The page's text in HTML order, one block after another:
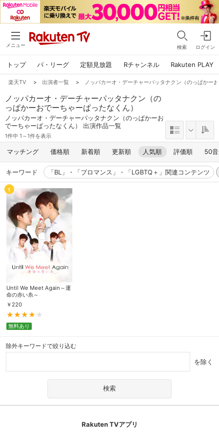
メニュー 検索 ログイン
トップ パ・リーグ 定額見放題 Rチャンネル Rakuten PLAY
楽天TV > 出演者一覧 > ノッパカーオ・デーチャーパッタナクン（のっぱかー
ノッパカーオ・デーチャーパッタナクン（の
っぱかーおでーちゃーぱったなくん）
ノッパカーオ・デーチャーパッタナクン（のっぱかーお
でーちゃーぱったなくん） 出演作品一覧
1件中 1～1件を表示
マッチング 価格順 新着順 更新順 人気順 評価順 50
キーワード 「BL」・「ブロマンス」・「LGBTQ＋」関連コンテンツ
1
Until We Meet Again～運
命の赤い糸～
￥ 220
無料あり
除外キーワードで絞り込む
を除く
Rakuten TVアプリ